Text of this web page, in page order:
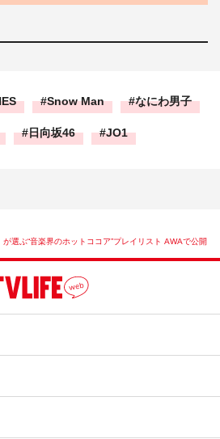
Snow Man なにわ男子
日向坂46 JO1
選ぶ“音楽界のホットココア”プレイリスト AWAで公開